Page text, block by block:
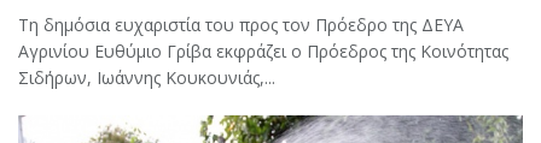
Τη δημόσια ευχαριστία του προς τον Πρόεδρο της ΔΕΥΑ
Αγρινίου Ευθύμιο Γρίβα εκφράζει ο Πρόεδρος της Κοινότητας
Σιδήρων, Ιωάννης Κουκουνιάς,...